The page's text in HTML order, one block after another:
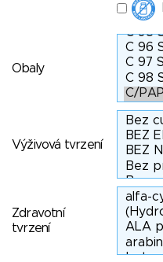
Obaly
Výživová tvrzení
Zdravotní
tvrzení